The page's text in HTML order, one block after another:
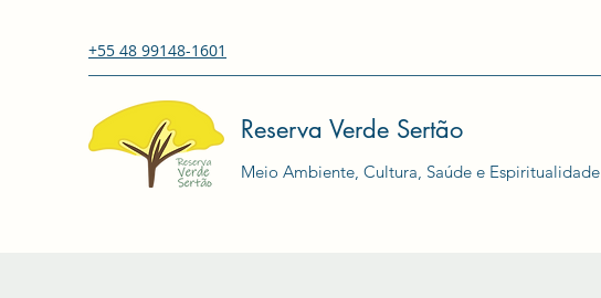
+55 48 99148-1601
Reserva Verde Sertão
Meio Ambiente, Cultura, Saúde e Espiritualidade